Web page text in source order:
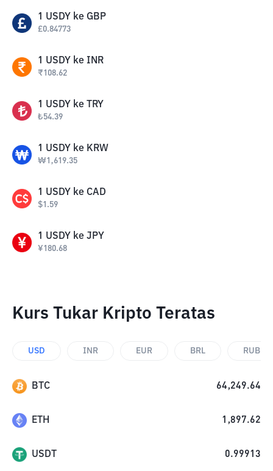
1 USDY ke GBP
£0.84773
1 USDY ke INR
₹108.62
1 USDY ke TRY
₺54.39
1 USDY ke KRW
₩1,619.35
1 USDY ke CAD
$1.59
1 USDY ke JPY
¥180.68
Kurs Tukar Kripto Teratas
USD INR EUR BRL RUB
BTC 64,249.64
ETH 1,897.62
USDT 0.99913